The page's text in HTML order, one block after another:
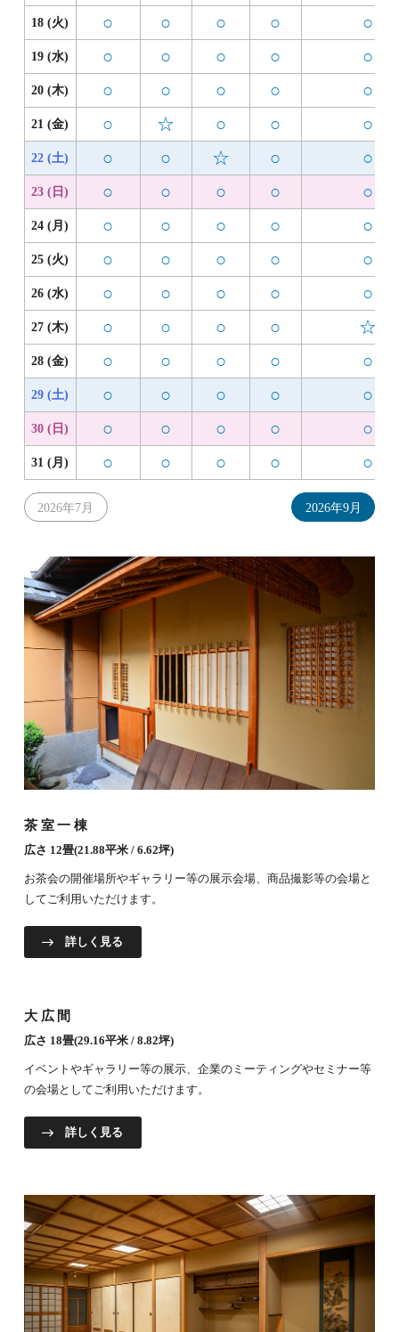
18 (火) ○ ○ ○ ○ ○
19 (水) ○ ○ ○ ○ ○
20 (木) ○ ○ ○ ○ ○
21 (金) ○ ☆ ○ ○ ○
22 (土) ○ ○ ☆ ○ ○
23 (日) ○ ○ ○ ○ ○
24 (月) ○ ○ ○ ○ ○
25 (火) ○ ○ ○ ○ ○
26 (水) ○ ○ ○ ○ ○
27 (木) ○ ○ ○ ○ ☆
28 (金) ○ ○ ○ ○ ○
29 (土) ○ ○ ○ ○ ○
30 (日) ○ ○ ○ ○ ○
31 (月) ○ ○ ○ ○ ○
2026年7月 2026年9月
茶室一棟
広さ 12畳(21.88平米 / 6.62坪)
お茶会の開催場所やギャラリー等の展示会場、商品撮影等の会場と
してご利用いただけます。
詳しく見る
大広間
広さ 18畳(29.16平米 / 8.82坪)
イベントやギャラリー等の展示、企業のミーティングやセミナー等
の会場としてご利用いただけます。
詳しく見る